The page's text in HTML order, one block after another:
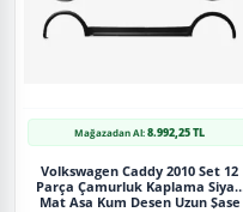
Mağazadan Al:8.992,25 TL
Volkswagen Caddy 2010 Set 12
Parça Çamurluk Kaplama Siyah
Mat Asa Kum Desen Uzun Şase